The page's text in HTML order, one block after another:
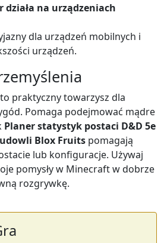
działa na urządzeniach
dla urządzeń mobilnych i
urządzeń.
praktyczny towarzysz dla
Pomaga podejmować mądre
Planer statystyk postaci D&D 5e
Blox Fruits pomagają
lub konfiguracje. Używaj
pomysły w Minecraft w dobrze
rozgrywkę.